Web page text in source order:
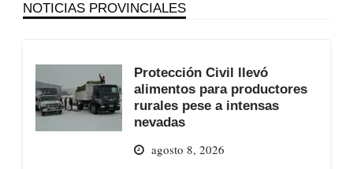
NOTICIAS PROVINCIALES
Protección Civil llevó
alimentos para productores
rurales pese a intensas
nevadas
agosto 8, 2026